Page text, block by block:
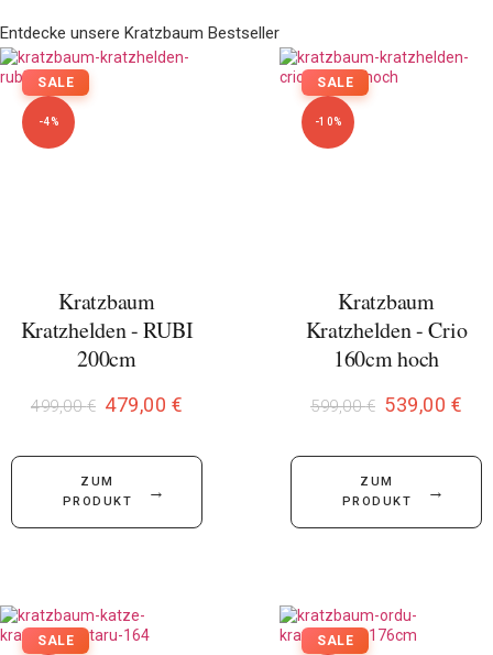
Entdecke unsere Kratzbaum Bestseller
SALE
-4%
Kratzbaum
Kratzhelden - RUBI
200cm
499,00€ 479,00 €
ZUM
PRODUKT
→
SALE
-10%
Kratzbaum
Kratzhelden - Crio
160cm hoch
599,00€ 539,00 €
ZUM
PRODUKT
→
SALE SALE